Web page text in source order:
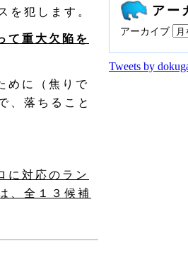
を犯します。
て重大欠陥を
めに（焦りで
、落ちること
に対応のラン
、全１３候補
アー
アーカイブ
Tweets by